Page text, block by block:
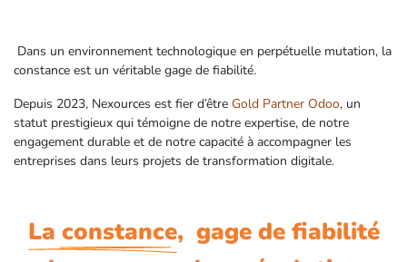
Dans un environnement technologique en perpétuelle mutation, la
constance est un véritable gage de fiabilité.
Depuis 2023, Nexources est fier d’être Gold Partner Odoo, un
statut prestigieux qui témoigne de notre expertise, de notre
engagement durable et de notre capacité à accompagner les
entreprises dans leurs projets de transformation digitale.
La constance, gage de fiabilité